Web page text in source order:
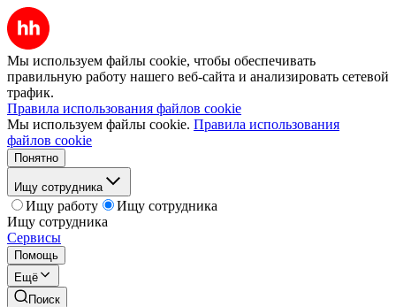
Мы используем файлы cookie, чтобы обеспечивать
правильную работу нашего веб-сайта и анализировать сетевой
трафик.
Правила использования файлов cookie
Мы используем файлы cookie. Правила использования
файлов cookie
Понятно
Ищу сотрудника
Ищу работу
Ищу сотрудника
Ищу сотрудника
Сервисы
Помощь
Ещё
Поиск